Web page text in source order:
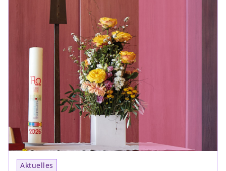
Aktuelles